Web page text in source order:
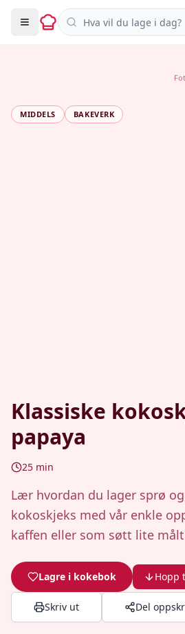
Søk i oppskrifter
MIDDELS BAKEVERK
Klassiske
papaya
25 min
Lær hvordan du lager sprø
kokoskjeks med vår enkle
kaffen eller som søtt lite
Lagre i kokebok Hopp
Skriv ut Del